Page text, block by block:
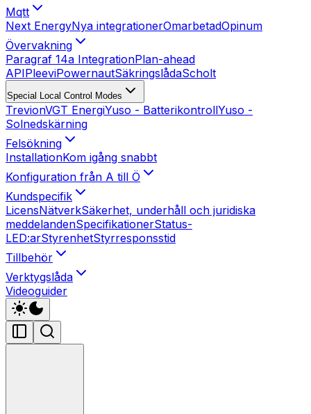
Mqtt
Next EnergyNya integrationerOmarbetadOpinum
Övervakning
Paragraf 14a IntegrationPlan-ahead
APIPleeviPowernautSäkringslådaScholt
Special Local Control Modes
TrevionVGT EnergiYuso - BatterikontrollYuso -
Solnedskärning
Felsökning
InstallationKom igång snabbt
Konfiguration från A till Ö
Kundspecifik
LicensNätverkSäkerhet, underhåll och juridiska
meddelandenSpecifikationerStatus-
LED:arStyrenhetStyrresponsstid
Tillbehör
Verktygslåda
Videoguider